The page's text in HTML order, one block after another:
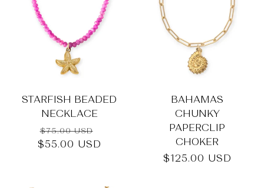
STARFISH BEADED
NECKLACE
Normaler
Preis
$75.00 USD
Verkaufspreis
$55.00 USD
BAHAMAS
CHUNKY
PAPERCLIP
CHOKER
Normaler
$125.00 USD